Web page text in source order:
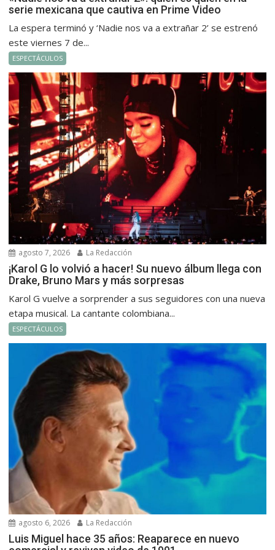
serie mexicana que cautiva en Prime Video
La espera terminó y ‘Nadie nos va a extrañar 2’ se estrenó
este viernes 7 de...
ESPECTÁCULOS
agosto 7, 2026 La Redacción
¡Karol G lo volvió a hacer! Su nuevo álbum llega con
Drake, Bruno Mars y más sorpresas
Karol G vuelve a sorprender a sus seguidores con una nueva
etapa musical. La cantante colombiana...
ESPECTÁCULOS
agosto 6, 2026 La Redacción
Luis Miguel hace 35 años: Reaparece en nuevo